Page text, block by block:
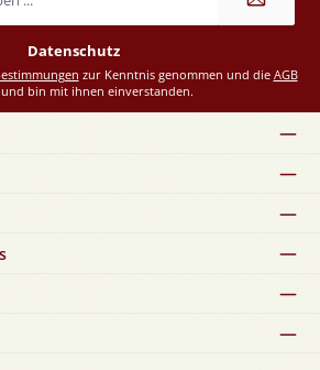
Datenschutz
zur Kenntnis genommen und die AGB
und bin mit ihnen einverstanden.